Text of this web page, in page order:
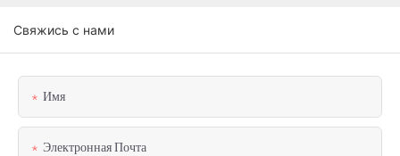
Свяжись с нами
Имя
Электронная Почта